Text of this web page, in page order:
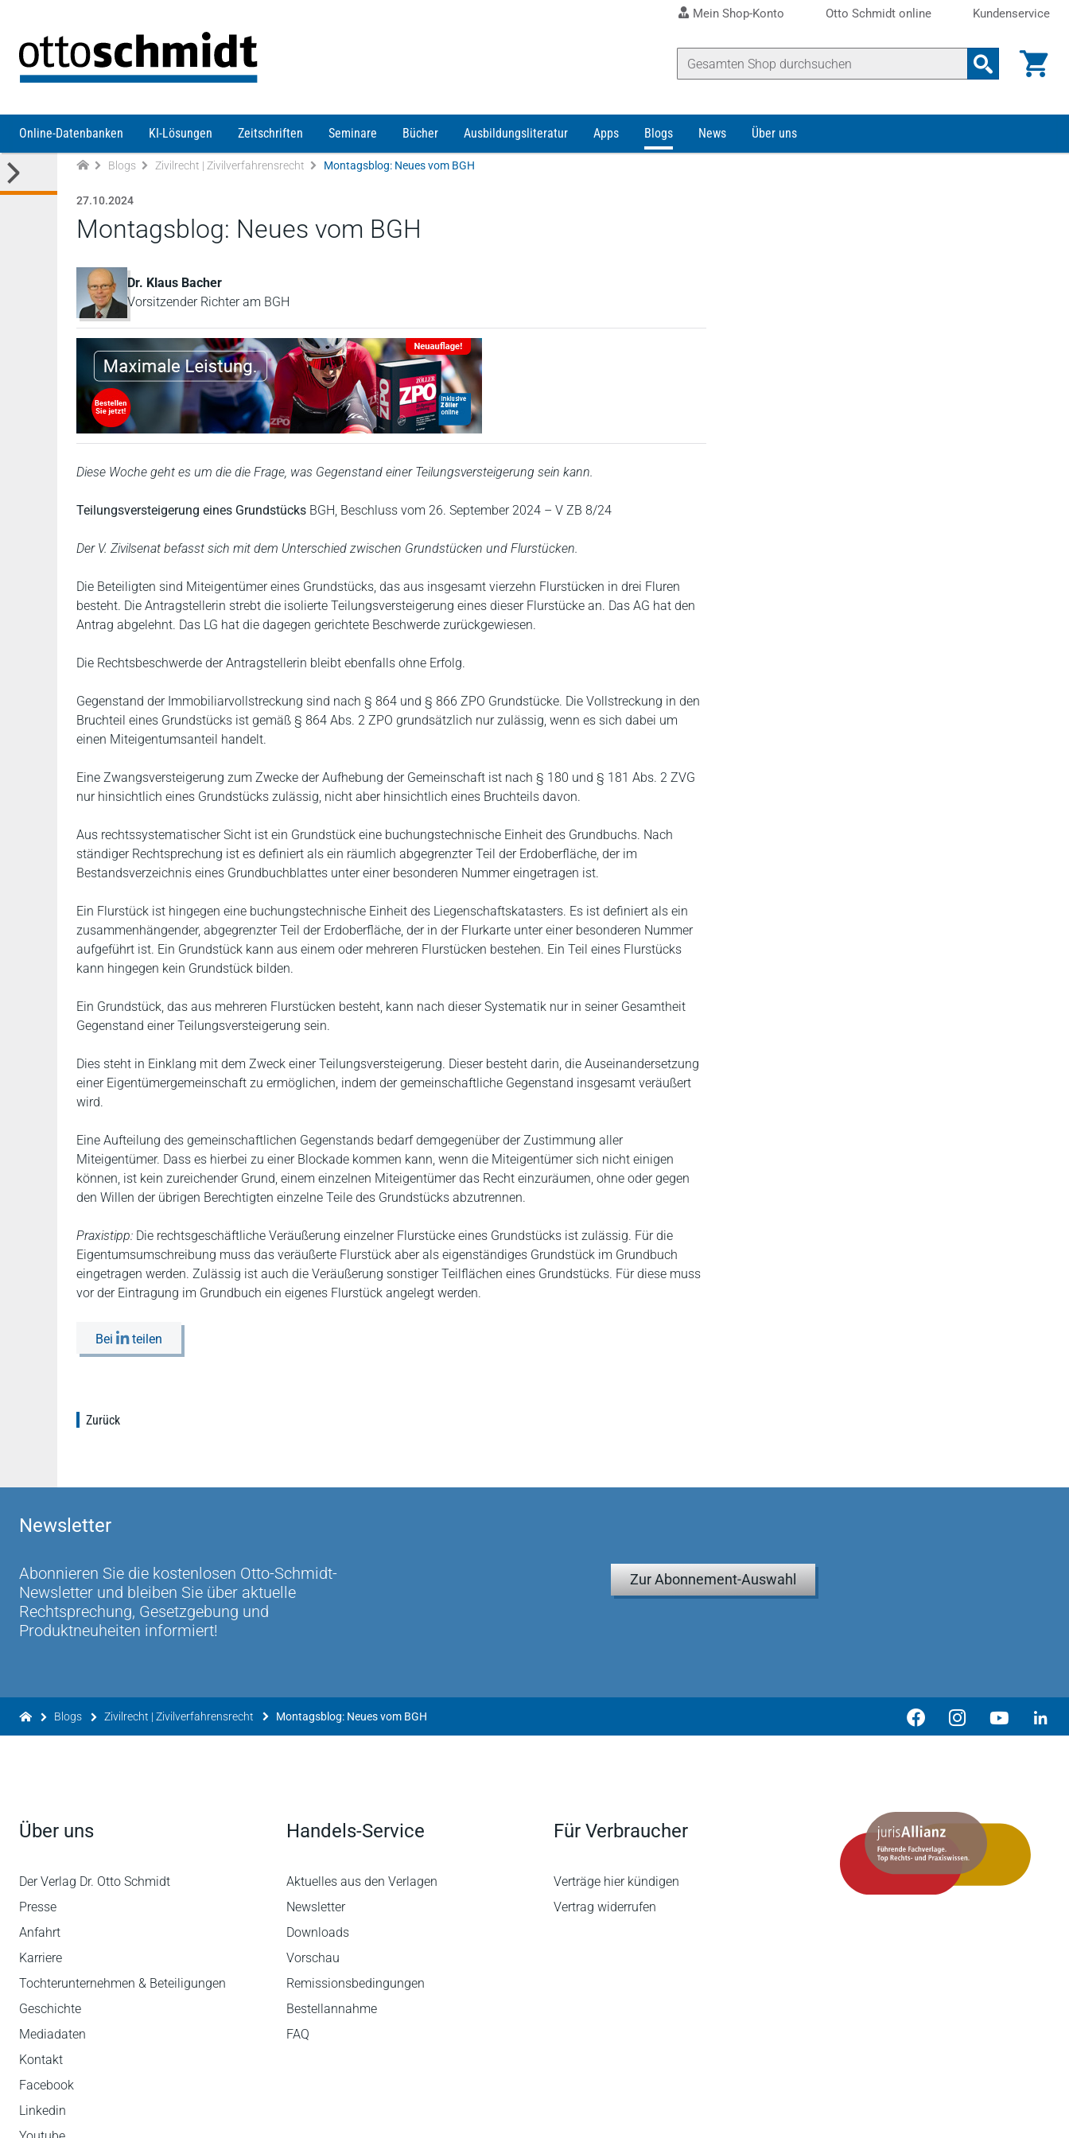
Mein Shop-Konto Otto Schmidt online Kundenservice
Online-Datenbanken KI-Lösungen Zeitschriften Seminare Bücher Ausbildungsliteratur Apps Blogs News Über uns
Blogs Zivilrecht | Zivilverfahrensrecht Montagsblog: Neues vom BGH
27.10.2024
Montagsblog: Neues vom BGH
Dr. Klaus Bacher
Vorsitzender Richter am BGH
Diese Woche geht es um die die Frage, was Gegenstand einer Teilungsversteigerung sein kann.
Teilungsversteigerung eines Grundstücks BGH, Beschluss vom 26. September 2024 – V ZB 8/24
Der V. Zivilsenat befasst sich mit dem Unterschied zwischen Grundstücken und Flurstücken.
Die Beteiligten sind Miteigentümer eines Grundstücks, das aus insgesamt vierzehn Flurstücken in drei Fluren
besteht. Die Antragstellerin strebt die isolierte Teilungsversteigerung eines dieser Flurstücke an. Das AG hat den
Antrag abgelehnt. Das LG hat die dagegen gerichtete Beschwerde zurückgewiesen.
Die Rechtsbeschwerde der Antragstellerin bleibt ebenfalls ohne Erfolg.
Gegenstand der Immobiliarvollstreckung sind nach § 864 und § 866 ZPO Grundstücke. Die Vollstreckung in den
Bruchteil eines Grundstücks ist gemäß § 864 Abs. 2 ZPO grundsätzlich nur zulässig, wenn es sich dabei um
einen Miteigentumsanteil handelt.
Eine Zwangsversteigerung zum Zwecke der Aufhebung der Gemeinschaft ist nach § 180 und § 181 Abs. 2 ZVG
nur hinsichtlich eines Grundstücks zulässig, nicht aber hinsichtlich eines Bruchteils davon.
Aus rechtssystematischer Sicht ist ein Grundstück eine buchungstechnische Einheit des Grundbuchs. Nach
ständiger Rechtsprechung ist es definiert als ein räumlich abgegrenzter Teil der Erdoberfläche, der im
Bestandsverzeichnis eines Grundbuchblattes unter einer besonderen Nummer eingetragen ist.
Ein Flurstück ist hingegen eine buchungstechnische Einheit des Liegenschaftskatasters. Es ist definiert als ein
zusammenhängender, abgegrenzter Teil der Erdoberfläche, der in der Flurkarte unter einer besonderen Nummer
aufgeführt ist. Ein Grundstück kann aus einem oder mehreren Flurstücken bestehen. Ein Teil eines Flurstücks
kann hingegen kein Grundstück bilden.
Ein Grundstück, das aus mehreren Flurstücken besteht, kann nach dieser Systematik nur in seiner Gesamtheit
Gegenstand einer Teilungsversteigerung sein.
Dies steht in Einklang mit dem Zweck einer Teilungsversteigerung. Dieser besteht darin, die Auseinandersetzung
einer Eigentümergemeinschaft zu ermöglichen, indem der gemeinschaftliche Gegenstand insgesamt veräußert
wird.
Eine Aufteilung des gemeinschaftlichen Gegenstands bedarf demgegenüber der Zustimmung aller
Miteigentümer. Dass es hierbei zu einer Blockade kommen kann, wenn die Miteigentümer sich nicht einigen
können, ist kein zureichender Grund, einem einzelnen Miteigentümer das Recht einzuräumen, ohne oder gegen
den Willen der übrigen Berechtigten einzelne Teile des Grundstücks abzutrennen.
Praxistipp: Die rechtsgeschäftliche Veräußerung einzelner Flurstücke eines Grundstücks ist zulässig. Für die
Eigentumsumschreibung muss das veräußerte Flurstück aber als eigenständiges Grundstück im Grundbuch
eingetragen werden. Zulässig ist auch die Veräußerung sonstiger Teilflächen eines Grundstücks. Für diese muss
vor der Eintragung im Grundbuch ein eigenes Flurstück angelegt werden.
Bei teilen
Zurück
Newsletter
Abonnieren Sie die kostenlosen Otto-Schmidt-
Newsletter und bleiben Sie über aktuelle
Rechtsprechung, Gesetzgebung und
Produktneuheiten informiert!
Zur Abonnement-Auswahl
Blogs Zivilrecht | Zivilverfahrensrecht Montagsblog: Neues vom BGH
Über uns
Der Verlag Dr. Otto Schmidt
Presse
Anfahrt
Karriere
Tochterunternehmen & Beteiligungen
Geschichte
Mediadaten
Kontakt
Facebook
Linkedin
Handels-Service
Aktuelles aus den Verlagen
Newsletter
Downloads
Vorschau
Remissionsbedingungen
Bestellannahme
FAQ
Für Verbraucher
Verträge hier kündigen
Vertrag widerrufen